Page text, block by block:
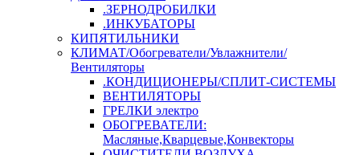
.ЗЕРНОДРОБИЛКИ
.ИНКУБАТОРЫ
КИПЯТИЛЬНИКИ
КЛИМАТ/Обогреватели/Увлажнители/
Вентиляторы
.КОНДИЦИОНЕРЫ/СПЛИТ-СИСТЕМЫ
ВЕНТИЛЯТОРЫ
ГРЕЛКИ электро
ОБОГРЕВАТЕЛИ:
Масляные,Кварцевые,Конвекторы